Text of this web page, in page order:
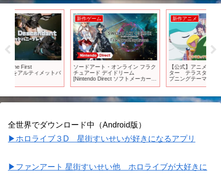
新作アニメ
【公式】アニメ「ポケットモンス
ター テラスタルデビュー」オー
プニングテーマ「Will」
新作ゲーム
【PS5/PS4新作ゲーム】9月話題の
ゲーム多すぎ！24本まとめて紹介
【おすすめゲームソフト】
全世界でダウンロード中（Android版）
▶ホロライブ３D 星街すいせいが好きになるアプリ
▶ファンアート 星街すいせい他 ホロライブが大好きに